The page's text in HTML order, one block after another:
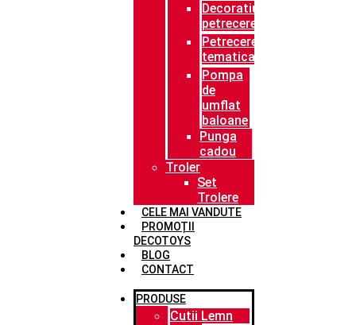
Decoratiuni
petrecere
Petrecere
tematica
Pompa
de
umflat
baloane
Punga
cadou
Troler
Set
Trolere
CELE MAI VANDUTE
PROMOȚII
DECOTOYS
BLOG
CONTACT
PRODUSE
Cutii Lemn